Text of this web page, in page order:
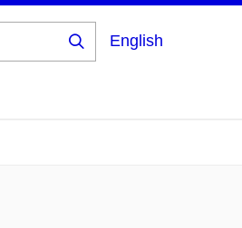
English